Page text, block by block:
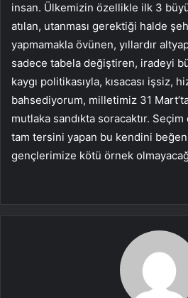
insan. Ülkemizin özellikle ilk 3
atılan, utanması gerektiği halde
yapmamakla övünen, yıllardır
sadece tabela değiştiren, iradeyi
kaygı politikasıyla, kısacası işsiz,
bahsediyorum, milletimiz 31
mutlaka sandıkta soracaktır.
tam tersini yapan bu kendini
gençlerimize kötü örnek